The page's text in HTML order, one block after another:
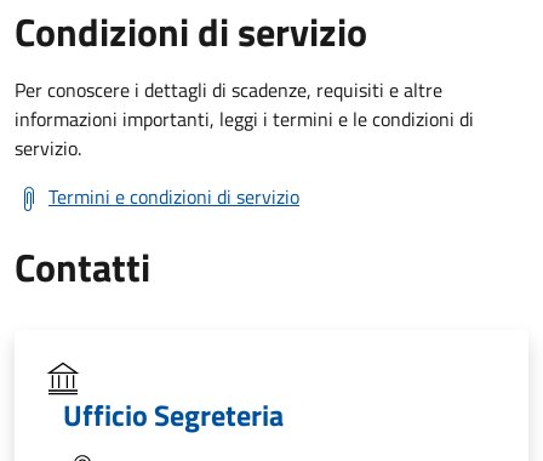
Condizioni di servizio
Per conoscere i dettagli di scadenze, requisiti e altre
informazioni importanti, leggi i termini e le condizioni di
servizio.
Termini e condizioni di servizio
Contatti
Ufficio Segreteria